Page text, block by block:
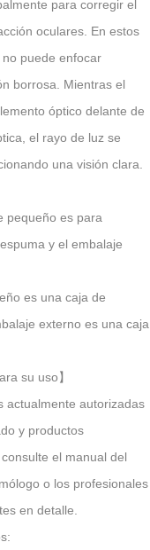
para corregir el
oculares. En estos
puede enfocar
borrosa. Mientras el
óptico delante de
el rayo de luz se
una visión clara.
pequeño es para
y el embalaje
es una caja de
externo es una caja
su uso】
actualmente autorizadas
y productos
el manual del
o los profesionales
en detalle.